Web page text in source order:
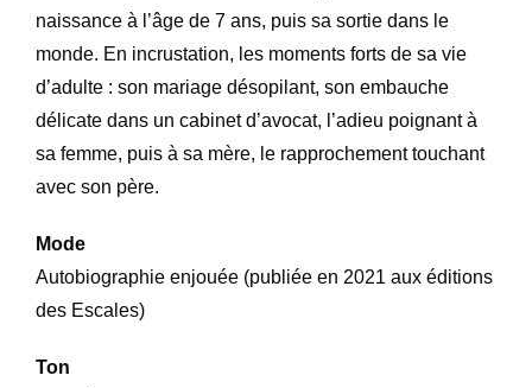
naissance à l’âge de 7 ans, puis sa sortie dans le
monde. En incrustation, les moments forts de sa vie
d’adulte : son mariage désopilant, son embauche
délicate dans un cabinet d’avocat, l’adieu poignant à
sa femme, puis à sa mère, le rapprochement touchant
avec son père.
Mode
Autobiographie enjouée (publiée en 2021 aux éditions
des Escales)
Ton